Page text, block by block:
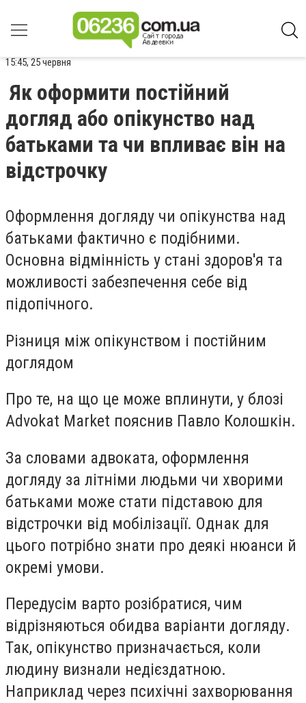
15:45, 25 червня
Як оформити постійний
догляд або опікунство над
батьками та чи впливає він на
відстрочку
Оформлення догляду чи опікунства над
батьками фактично є подібними.
Основна відмінність у стані здоров'я та
можливості забезпечення себе від
підопічного.
Різниця між опікунством і постійним
доглядом
Про те, на що це може вплинути, у блозі
Advokat Market пояснив Павло Колошкін.
За словами адвоката, оформлення
догляду за літніми людьми чи хворими
батьками може стати підставою для
відстрочки від мобілізації. Однак для
цього потрібно знати про деякі нюанси й
окремі умови.
Передусім варто розібратися, чим
відрізняються обидва варіанти догляду.
Так, опікунство призначається, коли
людину визнали недієздатною.
Наприклад через психічні захворювання